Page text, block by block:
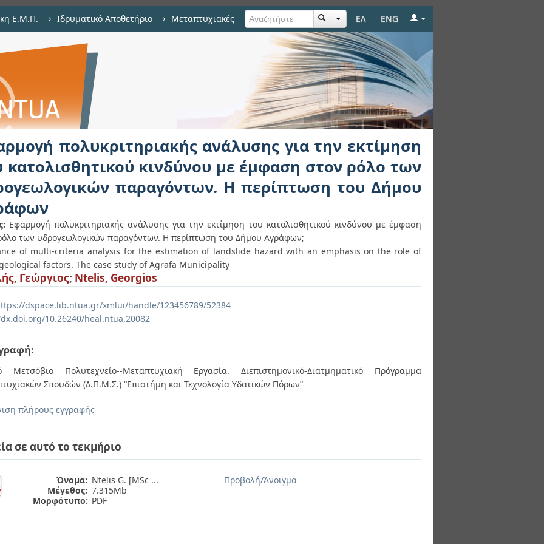
ΕΛ ENG
Ε.Μ.Π. → Ιδρυματικό Αποθετήριο → Μεταπτυχιακές
ανάλυσης για την εκτίμηση του
με έμφαση στον ρόλο των υδρογεωλογικών
του Δήμου Αγράφων
πολυκριτηριακής ανάλυσης για την εκτίμηση
κατολισθητικού κινδύνου με έμφαση στον ρόλο των
παραγόντων. Η περίπτωση του Δήμου
Εφαρμογή πολυκριτηριακής ανάλυσης για την εκτίμηση του κατολισθητικού κινδύνου με έμφαση
των υδρογεωλογικών παραγόντων. Η περίπτωση του Δήμου Αγράφων;
of multi-criteria analysis for the estimation of landslide hazard with an emphasis on the role of
factors. The case study of Agrafa Municipality
Γεώργιος; Ntelis, Georgios
dspace.lib.ntua.gr/xmlui/handle/123456789/52384
10.26240/heal.ntua.20082
Μετσόβιο Πολυτεχνείο--Μεταπτυχιακή Εργασία. Διεπιστημονικό-Διατμηματικό Πρόγραμμα
Σπουδών (Δ.Π.Μ.Σ.) “Επιστήμη και Τεχνολογία Υδατικών Πόρων”
πλήρους εγγραφής
σε αυτό το τεκμήριο
Όνομα: Ntelis G. [MSc ...
Μέγεθος: 7.315Mb
Μορφότυπο: PDF
Προβολή/Άνοιγμα